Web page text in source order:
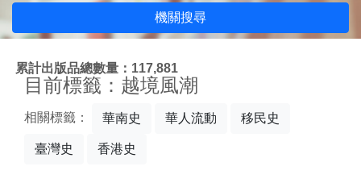
機關搜尋
累計出版品總數量：117,881
目前標籤：越境風潮
相關標籤： 華南史 華人流動 移民史
臺灣史 香港史